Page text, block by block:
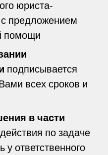
юриста-
предложением
помощи
подписывается
всех сроков и
в части
по задаче
у ответственного